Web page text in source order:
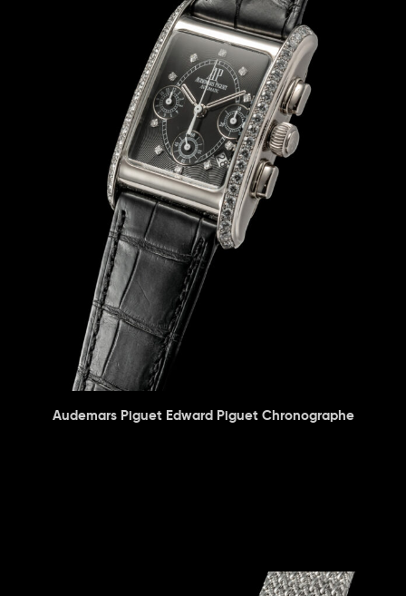
Audemars Piguet Edward Piguet Chronographe